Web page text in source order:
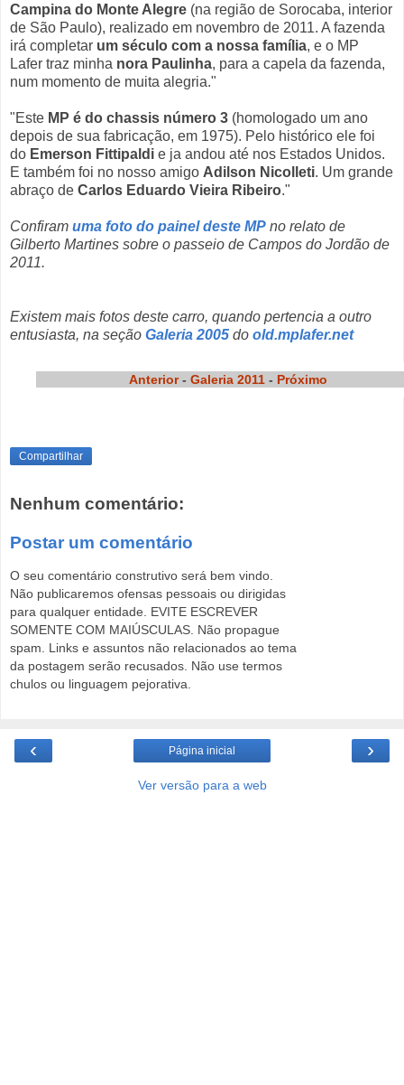
Campina do Monte Alegre (na região de Sorocaba, interior
de São Paulo), realizado em novembro de 2011. A fazenda
irá completar um século com a nossa família, e o MP
Lafer traz minha nora Paulinha, para a capela da fazenda,
num momento de muita alegria."
"Este MP é do chassis número 3 (homologado um ano
depois de sua fabricação, em 1975). Pelo histórico ele foi
do Emerson Fittipaldi e ja andou até nos Estados Unidos.
E também foi no nosso amigo Adilson Nicolleti. Um grande
abraço de Carlos Eduardo Vieira Ribeiro."
Confiram uma foto do painel deste MP no relato de
Gilberto Martines sobre o passeio de Campos do Jordão de
2011.
Existem mais fotos deste carro, quando pertencia a outro
entusiasta, na seção Galeria 2005 do old.mplafer.net
Anterior- Galeria 2011 - Próximo
Compartilhar
Nenhum comentário:
Postar um comentário
O seu comentário construtivo será bem vindo.
Não publicaremos ofensas pessoais ou dirigidas
para qualquer entidade. EVITE ESCREVER
SOMENTE COM MAIÚSCULAS. Não propague
spam. Links e assuntos não relacionados ao tema
da postagem serão recusados. Não use termos
chulos ou linguagem pejorativa.
‹ ›
Página inicial
Ver versão para a web